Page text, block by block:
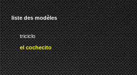
liste des modèles
triciclo
el cochecito